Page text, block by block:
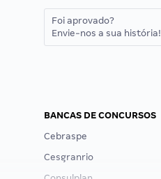
Foi aprovado?
Envie-nos a sua história!
BANCAS DE CONCURSOS
Cebraspe
Cesgranrio